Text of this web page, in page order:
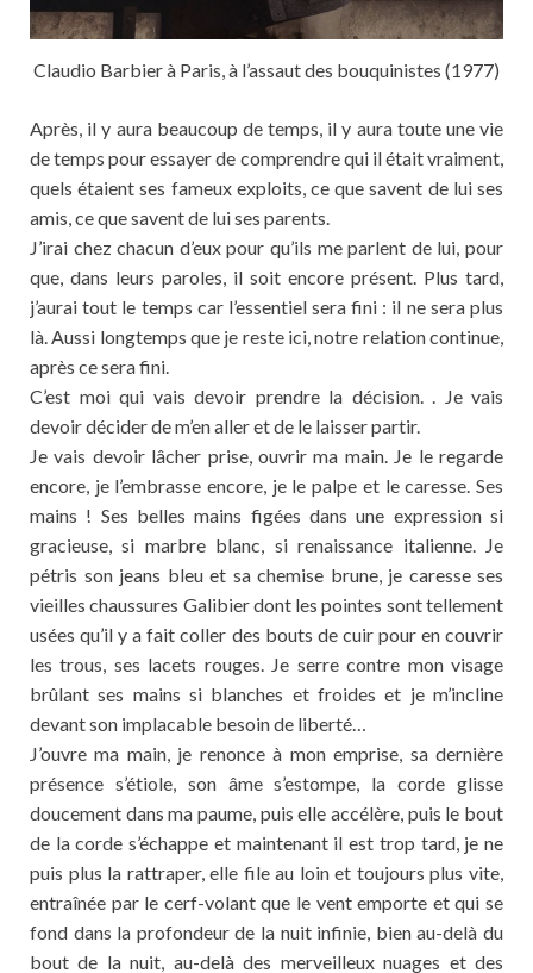
Claudio Barbier à Paris, à l’assaut des bouquinistes (1977)
Après, il y aura beaucoup de temps, il y aura toute une vie
de temps pour essayer de comprendre qui il était vraiment,
quels étaient ses fameux exploits, ce que savent de lui ses
amis, ce que savent de lui ses parents.
J’irai chez chacun d’eux pour qu’ils me parlent de lui, pour
que, dans leurs paroles, il soit encore présent. Plus tard,
j’aurai tout le temps car l’essentiel sera fini : il ne sera plus
là. Aussi longtemps que je reste ici, notre relation continue,
après ce sera fini.
C’est moi qui vais devoir prendre la décision. . Je vais
devoir décider de m’en aller et de le laisser partir.
Je vais devoir lâcher prise, ouvrir ma main. Je le regarde
encore, je l’embrasse encore, je le palpe et le caresse. Ses
mains ! Ses belles mains figées dans une expression si
gracieuse, si marbre blanc, si renaissance italienne. Je
pétris son jeans bleu et sa chemise brune, je caresse ses
vieilles chaussures Galibier dont les pointes sont tellement
usées qu’il y a fait coller des bouts de cuir pour en couvrir
les trous, ses lacets rouges. Je serre contre mon visage
brûlant ses mains si blanches et froides et je m’incline
devant son implacable besoin de liberté…
J’ouvre ma main, je renonce à mon emprise, sa dernière
présence s’étiole, son âme s’estompe, la corde glisse
doucement dans ma paume, puis elle accélère, puis le bout
de la corde s’échappe et maintenant il est trop tard, je ne
puis plus la rattraper, elle file au loin et toujours plus vite,
entraînée par le cerf-volant que le vent emporte et qui se
fond dans la profondeur de la nuit infinie, bien au-delà du
bout de la nuit, au-delà des merveilleux nuages et des